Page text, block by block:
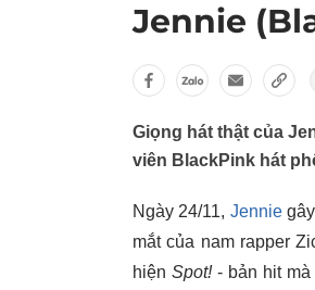
Jennie
Giọng hát thật của
viên BlackPink hát
Ngày 24/11, Jenniegây
mắt của nam rapper
hiện Spot!- bản hit mà